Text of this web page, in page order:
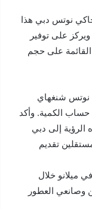
نوتس دبي هذا
على توفير
القائمة على حجم
نوتس شنغهاي
حساب الكمية. وأكد
إلى دبي
تقديم
واستضاف معرض نوتس دبي قبل إطلاقه الرسمي، أول عرض خاص له في مطعم تيراتسا دومو 21 في ميلانو خلال
وصانعي العطور